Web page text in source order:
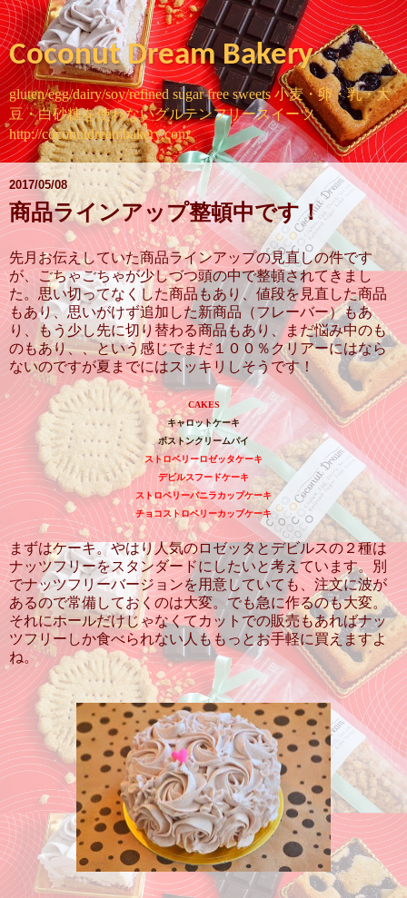
Coconut Dream Bakery
gluten/egg/dairy/soy/refined sugar free sweets 小麦・卵・乳・大
豆・白砂糖を使わないグルテンフリースイーツ
http://coconutdreambakery.com
2017/05/08
商品ラインアップ整頓中です！
先月お伝えしていた商品ラインアップの見直しの件です
が、ごちゃごちゃが少しづつ頭の中で整頓されてきまし
た。思い切ってなくした商品もあり、値段を見直した商品
もあり、思いがけず追加した新商品（フレーバー）もあ
り、もう少し先に切り替わる商品もあり、まだ悩み中のも
のもあり、、という感じでまだ１００％クリアーにはなら
ないのですが夏までにはスッキリしそうです！
CAKES
キャロットケーキ
ボストンクリームパイ
ストロベリーロゼッタケーキ
デビルスフードケーキ
ストロベリーバニラカップケーキ
チョコストロベリーカップケーキ
まずはケーキ。やはり人気のロゼッタとデビルスの２種は
ナッツフリーをスタンダードにしたいと考えています。別
でナッツフリーバージョンを用意していても、注文に波が
あるので常備しておくのは大変。でも急に作るのも大変。
それにホールだけじゃなくてカットでの販売もあればナッ
ツフリーしか食べられない人ももっとお手軽に買えますよ
ね。